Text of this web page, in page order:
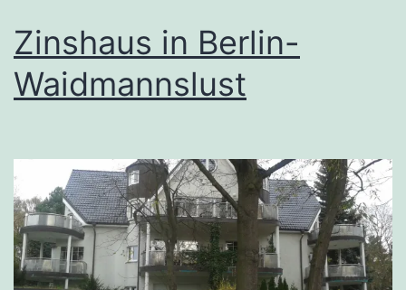
Zinshaus in Berlin-
Waidmannslust